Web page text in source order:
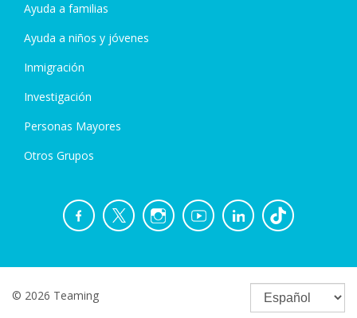
Ayuda a familias
Ayuda a niños y jóvenes
Inmigración
Investigación
Personas Mayores
Otros Grupos
© 2026 Teaming